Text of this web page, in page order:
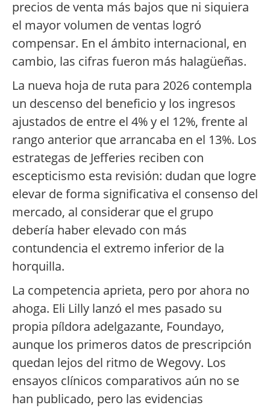
precios de venta más bajos que ni siquiera
el mayor volumen de ventas logró
compensar. En el ámbito internacional, en
cambio, las cifras fueron más halagüeñas.
La nueva hoja de ruta para 2026 contempla
un descenso del beneficio y los ingresos
ajustados de entre el 4% y el 12%, frente al
rango anterior que arrancaba en el 13%. Los
estrategas de Jefferies reciben con
escepticismo esta revisión: dudan que logre
elevar de forma significativa el consenso del
mercado, al considerar que el grupo
debería haber elevado con más
contundencia el extremo inferior de la
horquilla.
La competencia aprieta, pero por ahora no
ahoga. Eli Lilly lanzó el mes pasado su
propia píldora adelgazante, Foundayo,
aunque los primeros datos de prescripción
quedan lejos del ritmo de Wegovy. Los
ensayos clínicos comparativos aún no se
han publicado, pero las evidencias